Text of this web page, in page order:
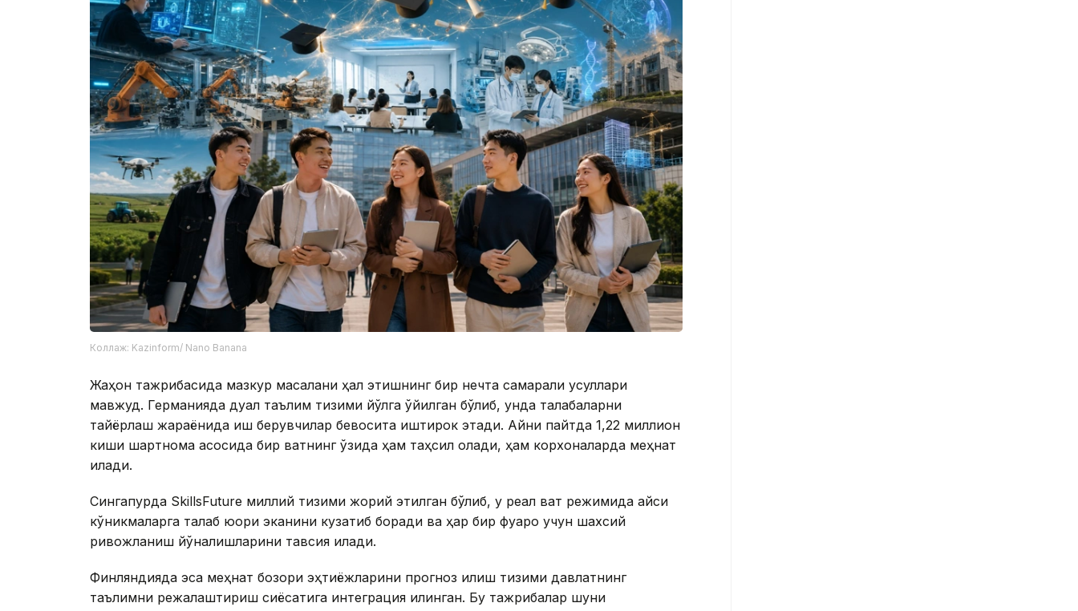
Коллаж: Kazinform/ Nano Banana
Жаҳон тажрибасида мазкур масалани ҳал этишнинг бир нечта самарали усуллари
мавжуд. Германияда дуал таълим тизими йўлга қўйилган бўлиб, унда талабаларни
тайёрлаш жараёнида иш берувчилар бевосита иштирок этади. Айни пайтда 1,22 миллион
киши шартнома асосида бир вақтнинг ўзида ҳам таҳсил олади, ҳам корхоналарда меҳнат
қилади.
Сингапурда SkillsFuture миллий тизими жорий этилган бўлиб, у реал вақт режимида қайси
кўникмаларга талаб юқори эканини кузатиб боради ва ҳар бир фуқаро учун шахсий
ривожланиш йўналишларини тавсия қилади.
Финляндияда эса меҳнат бозори эҳтиёжларини прогноз қилиш тизими давлатнинг
таълимни режалаштириш сиёсатига интеграция қилинган. Бу тажрибалар шуни